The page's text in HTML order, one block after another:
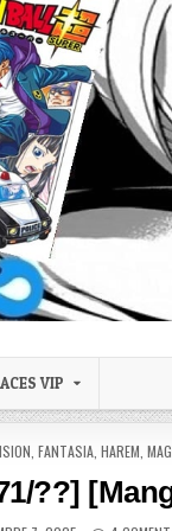
VIP
,FANTASIA ,HAREM ,
??]